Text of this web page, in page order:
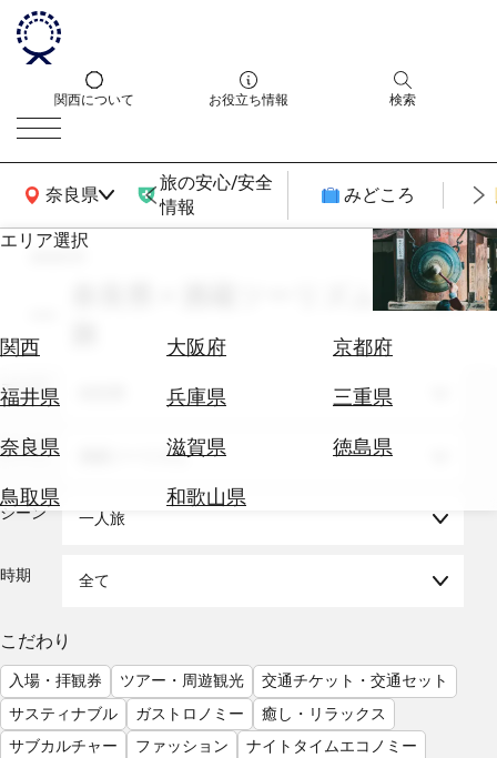
関西について お役立ち情報 検索
奈良県
関西広域MAP
旅の安心/安全
情報
みどころ
エリア選択
関西 大阪府
京都府
福井県
兵庫県
三重県
奈良県
滋賀県
徳島県
鳥取県
和歌山県
エ
券
テ
を
る
気
を
見
る
search
奈良県 × 酒蔵ツーリズム × 一人
エリア
テーマ 酒蔵ツーリズム
シーン 一人旅
時期 全て
こだわり
入場・拝観券 ツアー・周遊観光
交通チケット・交通セット
サスティナブル
ガストロノミー
癒し・リラックス
サブカルチャー
ファッション
ナイトタイムエコノミー